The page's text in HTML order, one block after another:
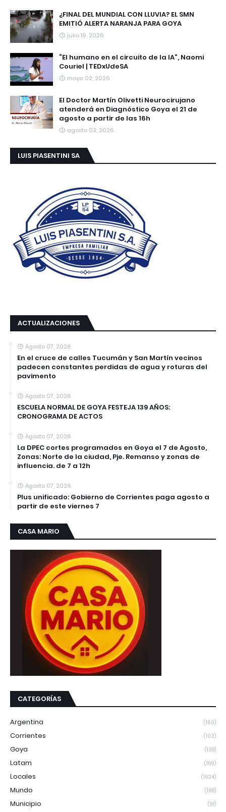
¿FINAL DEL MUNDIAL CON LLUVIA? EL SMN
EMITIÓ ALERTA NARANJA PARA GOYA
julio 19, 2026
“El humano en el circuito de la IA”, Naomi
Couriel | TEDxUdeSA
mayo 02, 2026
El Doctor Martín Olivetti Neurocirujano
atenderá en Diagnóstico Goya el 21 de
agosto a partir de las 16h
agosto 03, 2026
LUIS PIASENTINI SA
ACTUALIZACIONES
Agosto 07, 2026
En el cruce de calles Tucumán y San Martín vecinos
padecen constantes perdidas de agua y roturas del
pavimento
Agosto 07, 2026
ESCUELA NORMAL DE GOYA FESTEJA 139 AÑOS:
CRONOGRAMA DE ACTOS
Agosto 07, 2026
La DPEC cortes programados en Goya el 7 de Agosto,
Zonas: Norte de la ciudad, Pje. Remanso y zonas de
influencia. de 7 a 12h
Agosto 07, 2026
Plus unificado: Gobierno de Corrientes paga agosto a
partir de este viernes 7
CASA MARIO
CATEGORÍAS
Argentina (160)
Corrientes (103)
Goya (138)
Latam (169)
Locales (1624)
Mundo (168)
Municipio (91)